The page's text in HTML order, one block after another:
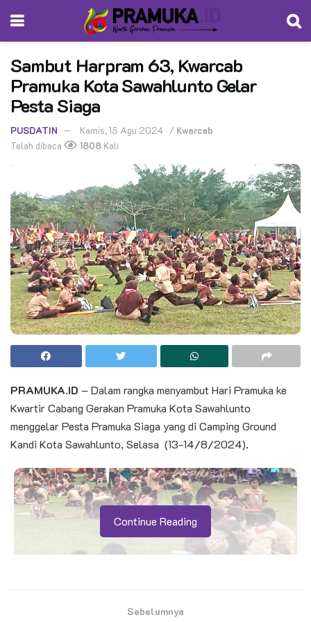
Sambut Harpram 63, Kwarcab
Pramuka Kota Sawahlunto Gelar
Pesta Siaga
PUSDATIN Kamis, 15 Agu 2024 / Kwarcab
Telah dibaca
1808 Kali
PRAMUKA.ID – Dalam rangka menyambut Hari Pramuka ke
Kwartir Cabang Gerakan Pramuka Kota Sawahlunto
menggelar Pesta Pramuka Siaga yang di Camping Ground
Kandi Kota Sawahlunto, Selasa (13-14/8/2024).
Continue Reading
Sebelumnya